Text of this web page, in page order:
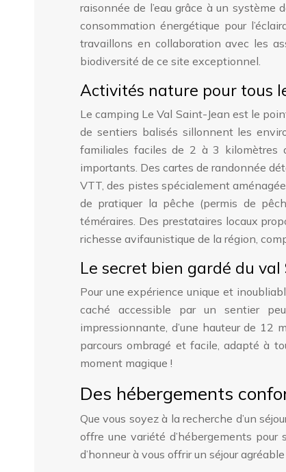
raisonnée de l’eau grâce à un système
consommation énergétique pour
travaillons en collaboration avec les
biodiversité de ce site exceptionnel.
Activités nature pour tous
Le camping Le Val Saint-Jean est le
de sentiers balisés sillonnent les
familiales faciles de 2 à 3 kilomètres
importants. Des cartes de randonnée
VTT, des pistes spécialement
de pratiquer la pêche (permis de
téméraires. Des prestataires locaux
richesse avifaunistique de la région,
Le secret bien gardé du
Pour une expérience unique et
caché accessible par un sentier
impressionnante, d’une hauteur de 12
parcours ombragé et facile, adapté à
moment magique !
Des hébergements
Que vous soyez à la recherche d’un
offre une variété d’hébergements
d’honneur à vous offrir un séjour